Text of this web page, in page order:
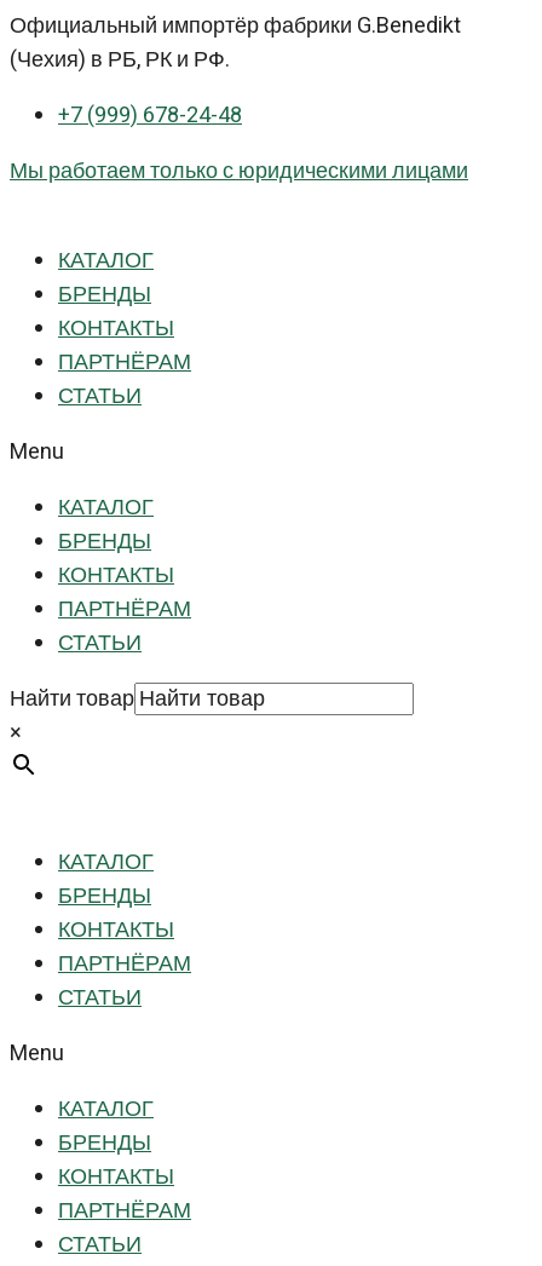
Перейти
к
Официальный импортёр фабрики G.Benedikt
(Чехия) в РБ, РК и РФ.
+7 (999) 678-24-48
Мы работаем только с юридическими лицами
КАТАЛОГ
БРЕНДЫ
КОНТАКТЫ
ПАРТНЁРАМ
СТАТЬИ
Menu
КАТАЛОГ
БРЕНДЫ
КОНТАКТЫ
ПАРТНЁРАМ
СТАТЬИ
Найти товар
×
КАТАЛОГ
БРЕНДЫ
КОНТАКТЫ
ПАРТНЁРАМ
СТАТЬИ
Menu
КАТАЛОГ
БРЕНДЫ
КОНТАКТЫ
ПАРТНЁРАМ
СТАТЬИ